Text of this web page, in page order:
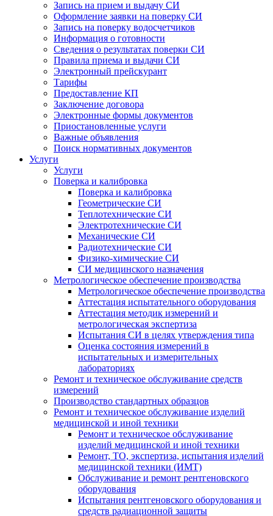
Запись на прием и выдачу СИ
Оформление заявки на поверку СИ
Запись на поверку водосчетчиков
Информация о готовности
Сведения о результатах поверки СИ
Правила приема и выдачи СИ
Электронный прейскурант
Тарифы
Предоставление КП
Заключение договора
Электронные формы документов
Приостановленные услуги
Важные объявления
Поиск нормативных документов
Услуги
Услуги
Поверка и калибровка
Поверка и калибровка
Геометрические СИ
Теплотехнические СИ
Электротехнические СИ
Механические СИ
Радиотехнические СИ
Физико-химические СИ
СИ медицинского назначения
Метрологическое обеспечение производства
Метрологическое обеспечение производства
Аттестация испытательного оборудования
Аттестация методик измерений и
метрологическая экспертиза
Испытания СИ в целях утверждения типа
Оценка состояния измерений в
испытательных и измерительных
лабораториях
Ремонт и техническое обслуживание средств
измерений
Производство стандартных образцов
Ремонт и техническое обслуживание изделий
медицинской и иной техники
Ремонт и техническое обслуживание
изделий медицинской и иной техники
Ремонт, ТО, экспертиза, испытания изделий
медицинской техники (ИМТ)
Обслуживание и ремонт рентгеновского
оборудования
Испытания рентгеновского оборудования и
средств радиационной защиты